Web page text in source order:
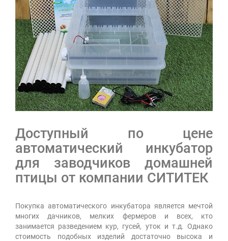
Доступный по цене
автоматический инкубатор
для заводчиков домашней
птицы от компании СИТИТЕК
Покупка автоматического инкубатора является мечтой
многих дачников, мелких фермеров и всех, кто
занимается разведением кур, гусей, уток и т.д. Однако
стоимость подобных изделий достаточно высока и